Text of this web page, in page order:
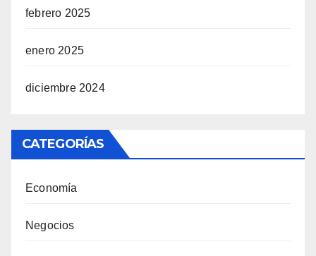
febrero 2025
enero 2025
diciembre 2024
CATEGORÍAS
Economía
Negocios